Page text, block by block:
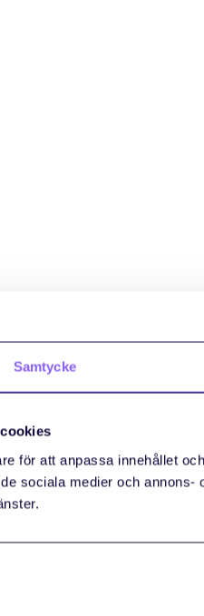
Samtycke
för att anpassa innehållet
sociala medier och